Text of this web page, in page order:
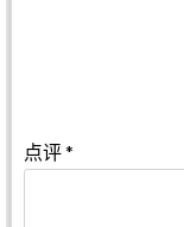
点评*